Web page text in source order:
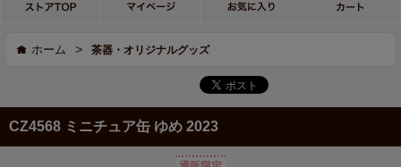
ホーム > 茶器・オリジナルグッズ
CZ4568 ミニチュア缶 ゆめ 2023